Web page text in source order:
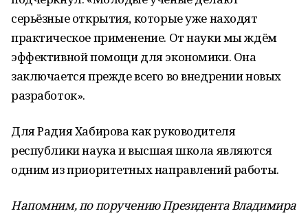
серьёзные открытия, которые уже находят
практическое применение. От науки мы ждём
эффективной помощи для экономики. Она
заключается прежде всего во внедрении новых
разработок».
Для Радия Хабирова как руководителя
республики наука и высшая школа являются
одним из приоритетных направлений работы.
Напомним, по поручению Президента Владимира